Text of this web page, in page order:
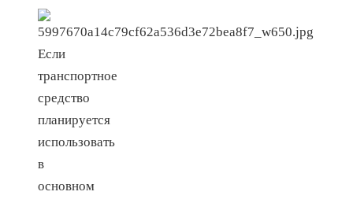
Если
транспортное
средство
планируется
использовать
в
основном